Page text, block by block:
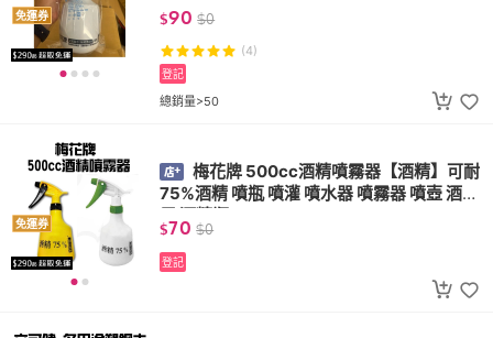
免運券 $90 $0
(4)
總銷量>50
登記
免運券
梅花牌 500cc酒精噴霧器【酒精】可耐
75%酒精 噴瓶 噴灌 噴水器 噴霧器 噴壺 酒精
用 酒精瓶
$70 $0
登記